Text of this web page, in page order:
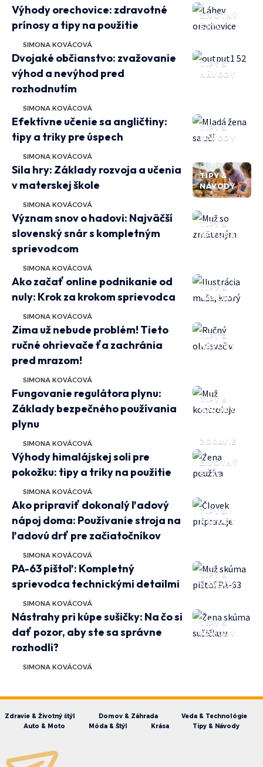
&
ŽIVOTNÝ
ŠTÝL
Výhody orechovice: zdravotné
prínosy a tipy na použitie
SIMONA KOVÁCOVÁ
TIPY &
NÁVODY
Dvojaké občianstvo: zvažovanie
výhod a nevýhod pred
rozhodnutím
SIMONA KOVÁCOVÁ
TIPY &
NÁVODY
Efektívne učenie sa angličtiny:
tipy a triky pre úspech
SIMONA KOVÁCOVÁ
TIPY &
NÁVODY
Sila hry: Základy rozvoja a učenia
v materskej škole
SIMONA KOVÁCOVÁ
TIPY &
NÁVODY
Význam snov o hadovi: Najväčší
slovenský snár s kompletným
sprievodcom
SIMONA KOVÁCOVÁ
TIPY &
NÁVODY
Ako začať online podnikanie od
nuly: Krok za krokom sprievodca
SIMONA KOVÁCOVÁ
TIPY &
NÁVODY
Zima už nebude problém! Tieto
ručné ohrievače ťa zachránia
pred mrazom!
SIMONA KOVÁCOVÁ
TIPY &
NÁVODY
Fungovanie regulátora plynu:
Základy bezpečného používania
plynu
SIMONA KOVÁCOVÁ
ZDRAVIE
&
ŽIVOTNÝ
ŠTÝL
Výhody himalájskej soli pre
pokožku: tipy a triky na použitie
SIMONA KOVÁCOVÁ
TIPY &
NÁVODY
Ako pripraviť dokonalý ľadový
nápoj doma: Používanie stroja na
ľadovú drť pre začiatočníkov
SIMONA KOVÁCOVÁ
TIPY &
NÁVODY
PA-63 pištoľ: Kompletný
sprievodca technickými detailmi
SIMONA KOVÁCOVÁ
TIPY &
NÁVODY
Nástrahy pri kúpe sušičky: Na čo si
dať pozor, aby ste sa správne
rozhodli?
SIMONA KOVÁCOVÁ
Zdravie & Životný štýl Domov & Záhrada
Veda & Technológie
Auto & Moto
Móda & Štýl Krása Tipy & Návody